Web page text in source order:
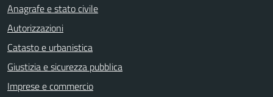
Anagrafe e stato civile
Autorizzazioni
Catasto e urbanistica
Giustizia e sicurezza pubblica
Imprese e commercio